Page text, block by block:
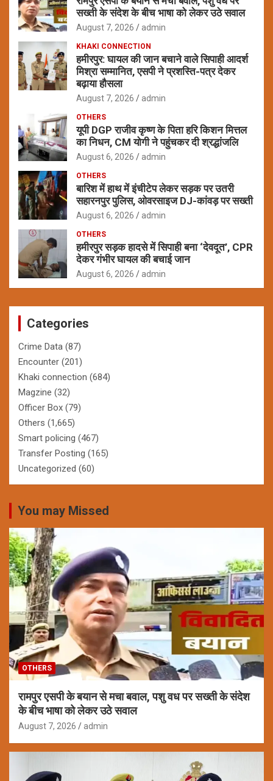
सख्ती के संदेश के बीच भाषा को लेकर उठे सवाल
August 7, 2026 admin
KHAKI CONNECTION
हमीरपुर: घायल की जान बचाने वाले सिपाही आदर्श
मिश्रा सम्मानित, एसपी ने प्रशस्ति-पत्र देकर
बढ़ाया हौसला
August 7, 2026 admin
OTHERS
यूपी DGP राजीव कृष्ण के पिता हरि किशन मित्तल
का निधन, CM योगी ने पहुंचकर दी श्रद्धांजलि
August 6, 2026 admin
OTHERS
बारिश में हाथ में इंचीटेप लेकर सड़क पर उतरी
सहारनपुर पुलिस, ओवरसाइज DJ-कांवड़ पर सख्ती
August 6, 2026 admin
OTHERS
हमीरपुर सड़क हादसे में सिपाही बना ‘देवदूत’, CPR
देकर गंभीर घायल की बचाई जान
August 6, 2026 admin
Categories
Crime Data (87)
Encounter (201)
Khaki connection (684)
Magzine (32)
Officer Box (79)
Others (1,665)
Smart policing (467)
Transfer Posting (165)
Uncategorized (60)
You may Missed
OTHERS
रामपुर एसपी के बयान से मचा बवाल, पशु वध पर सख्ती के संदेश
के बीच भाषा को लेकर उठे सवाल
August 7, 2026 admin